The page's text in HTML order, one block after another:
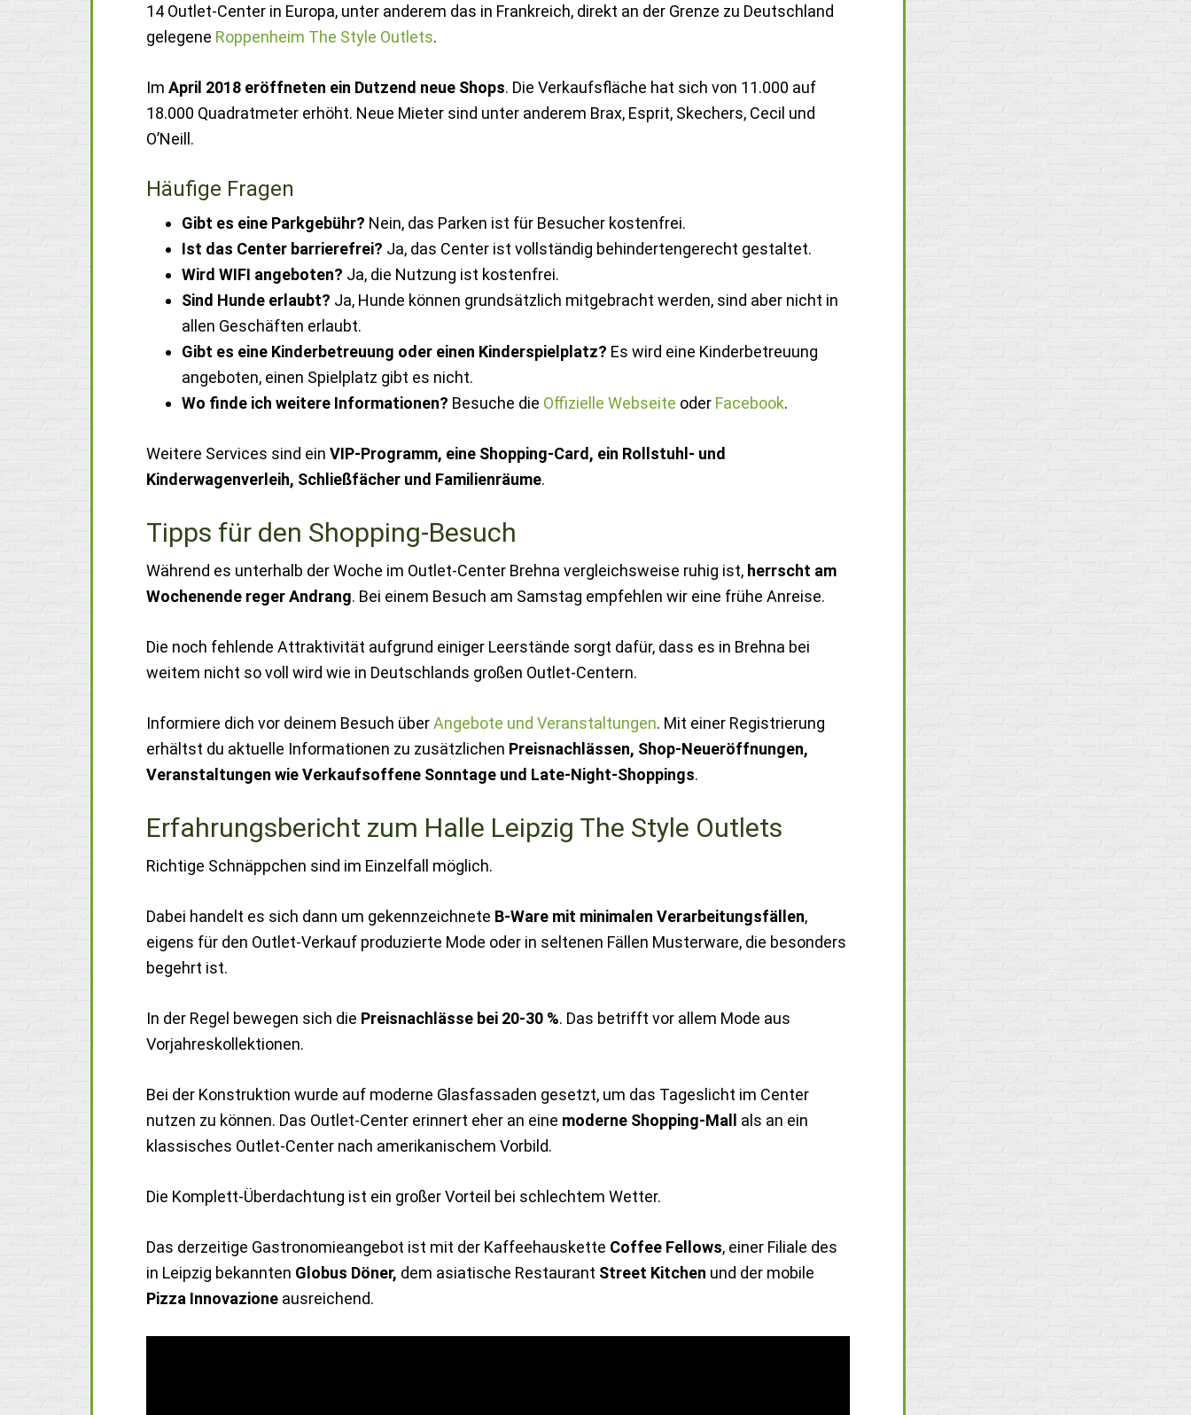
14 Outlet-Center in Europa, unter anderem das in Frankreich, direkt an der Grenze zu Deutschland
gelegene Roppenheim The Style Outlets.
Im April 2018 eröffneten ein Dutzend neue Shops. Die Verkaufsfläche hat sich von 11.000 auf
18.000 Quadratmeter erhöht. Neue Mieter sind unter anderem Brax, Esprit, Skechers, Cecil und
O’Neill.
Häufige Fragen
Gibt es eine Parkgebühr? Nein, das Parken ist für Besucher kostenfrei.
Ist das Center barrierefrei? Ja, das Center ist vollständig behindertengerecht gestaltet.
Wird WIFI angeboten? Ja, die Nutzung ist kostenfrei.
Sind Hunde erlaubt? Ja, Hunde können grundsätzlich mitgebracht werden, sind aber nicht in
allen Geschäften erlaubt.
Gibt es eine Kinderbetreuung oder einen Kinderspielplatz? Es wird eine Kinderbetreuung
angeboten, einen Spielplatz gibt es nicht.
Wo finde ich weitere Informationen? Besuche die Offizielle Webseite oder Facebook.
Weitere Services sind ein VIP-Programm, eine Shopping-Card, ein Rollstuhl- und
Kinderwagenverleih, Schließfächer und Familienräume.
Tipps für den Shopping-Besuch
Während es unterhalb der Woche im Outlet-Center Brehna vergleichsweise ruhig ist, herrscht am
Wochenende reger Andrang. Bei einem Besuch am Samstag empfehlen wir eine frühe Anreise.
Die noch fehlende Attraktivität aufgrund einiger Leerstände sorgt dafür, dass es in Brehna bei
weitem nicht so voll wird wie in Deutschlands großen Outlet-Centern.
Informiere dich vor deinem Besuch überAngebote und Veranstaltungen. Mit einer Registrierung
erhältst du aktuelle Informationen zu zusätzlichen Preisnachlässen, Shop-Neueröffnungen,
Veranstaltungen wie Verkaufsoffene Sonntage und Late-Night-Shoppings.
Erfahrungsbericht zum Halle Leipzig The Style Outlets
Richtige Schnäppchen sind im Einzelfall möglich.
Dabei handelt es sich dann um gekennzeichnete B-Ware mit minimalen Verarbeitungsfällen,
eigens für den Outlet-Verkauf produzierte Mode oder in seltenen Fällen Musterware, die besonders
begehrt ist.
In der Regel bewegen sich die Preisnachlässe bei 20-30 %. Das betrifft vor allem Mode aus
Vorjahreskollektionen.
Bei der Konstruktion wurde auf moderne Glasfassaden gesetzt, um das Tageslicht im Center
nutzen zu können. Das Outlet-Center erinnert eher an eine moderne Shopping-Mall
als an ein
klassisches Outlet-Center nach amerikanischem Vorbild.
Die Komplett-Überdachtung ist ein großer Vorteil bei schlechtem Wetter.
Das derzeitige Gastronomieangebot ist mit der Kaffeehauskette Coffee Fellows, einer Filiale des
in Leipzig bekannten Globus Döner, dem asiatische Restaurant Street Kitchen und der mobile
Pizza Innovazione ausreichend.